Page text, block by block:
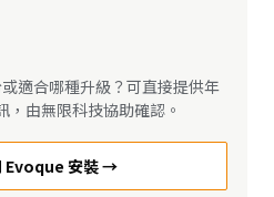
適合哪種升級？可直接提供年
，由無限科技協助確認。
Evoque 安裝 →